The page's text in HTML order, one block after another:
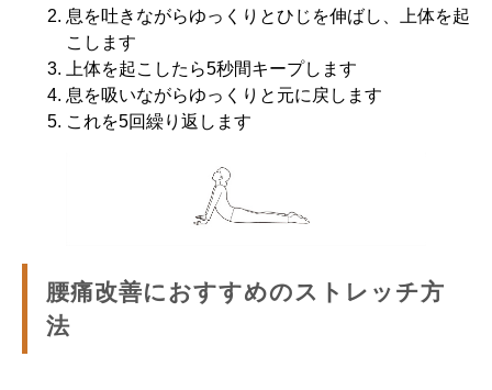
息を吐きながらゆっくりとひじを伸ばし、上体を起
こします
上体を起こしたら5秒間キープします
息を吸いながらゆっくりと元に戻します
これを5回繰り返します
腰痛改善におすすめのストレッチ方
法